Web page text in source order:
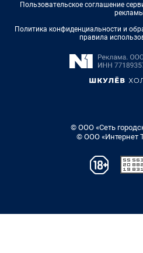
Пользовательское соглашение
Политика конфиденциальности и
правила
© ООО «Сеть
© ООО «Интернет